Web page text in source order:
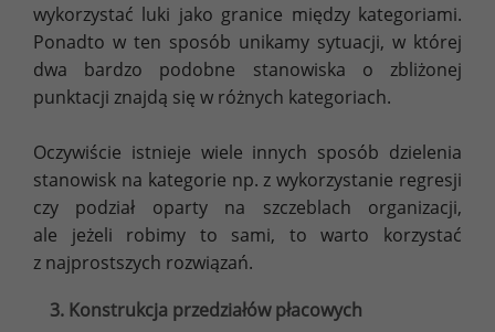
wykorzystać luki jako granice między kategoriami.
Ponadto w ten sposób unikamy sytuacji, w której
dwa bardzo podobne stanowiska o zbliżonej
punktacji znajdą się w różnych kategoriach.
Oczywiście istnieje wiele innych sposób dzielenia
stanowisk na kategorie np. z wykorzystanie regresji
czy podział oparty na szczeblach organizacji,
ale jeżeli robimy to sami, to warto korzystać
z najprostszych rozwiązań.
3. Konstrukcja przedziałów płacowych